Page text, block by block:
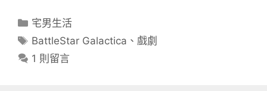
分
類
宅男生活
標
籤
BattleStar Galactica 、 戲劇
1 則留言